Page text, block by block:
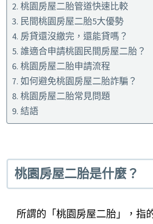
桃園房屋二胎管道快速比較
民間桃園房屋二胎5大優勢
房貸還沒繳完，還能貸嗎？
誰適合申請桃園民間房屋二胎？
桃園房屋二胎申請流程
如何避免桃園房屋二胎詐騙？
桃園房屋二胎常見問題
結語
桃園房屋二胎是什麼？
所謂的「桃園房屋二胎」，指